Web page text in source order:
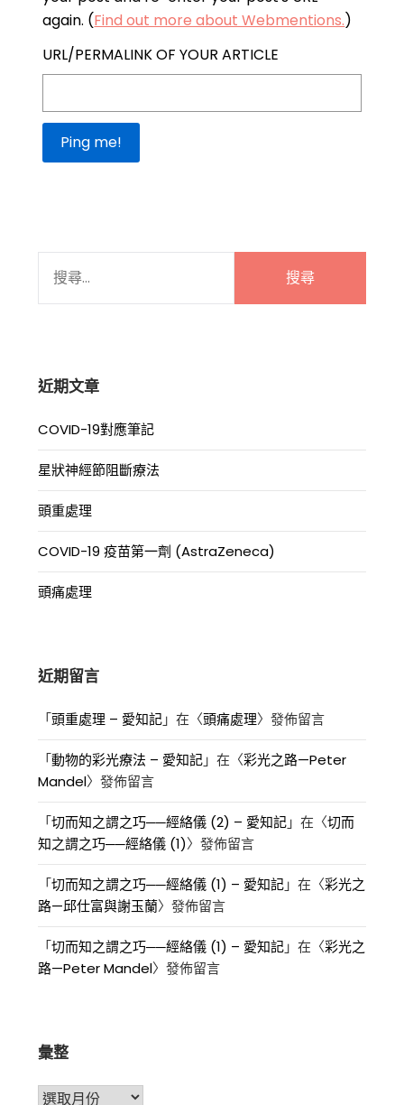
again. (Find out more about Webmentions.)
URL/PERMALINK OF YOUR ARTICLE
關
近期文章
COVID-19對應筆記
星狀神經節阻斷療法
頭重處理
COVID-19 疫苗第一劑 (AstraZeneca)
頭痛處理
近期留言
「頭重處理 – 愛知記」在〈頭痛處理〉發佈留言
「動物的彩光療法 – 愛知記」在〈彩光之路—Peter
Mandel〉發佈留言
「切而知之謂之巧──經絡儀 (2) – 愛知記」在〈切而
知之謂之巧──經絡儀 (1)〉發佈留言
「切而知之謂之巧──經絡儀 (1) – 愛知記」在〈彩光之
路—邱仕富與謝玉蘭〉發佈留言
「切而知之謂之巧──經絡儀 (1) – 愛知記」在〈彩光之
路—Peter Mandel〉發佈留言
彙整
彙